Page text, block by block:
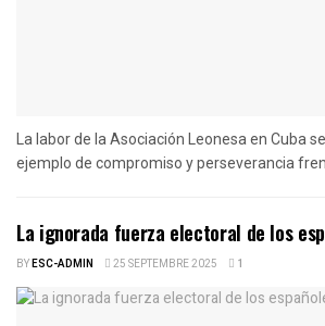
La labor de la Asociación Leonesa en Cuba
ejemplo de compromiso y perseverancia
La ignorada fuerza electoral de los
BYESC-ADMIN 25 SEPTEMBRE 2025 1